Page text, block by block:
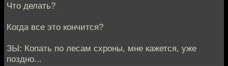
Что делать?
Когда все это кончится?
ЗЫ: Копать по лесам схроны, мне кажется, уже
поздно...